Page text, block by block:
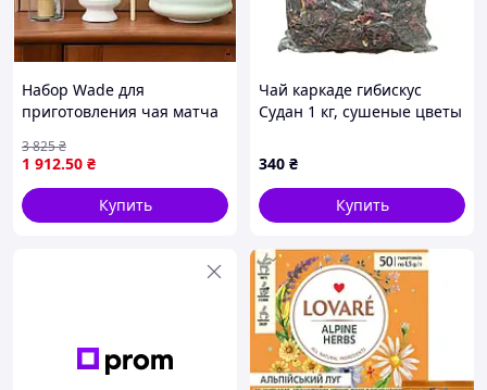
Набор Wade для
приготовления чая матча
для идеального
заваривания
1 912.50 ₴
3 825₴
Купить
Чай каркаде гибискус
Судан 1 кг, сушеные цветы
чая, компотов и травяных
смесей
340 ₴
Купить